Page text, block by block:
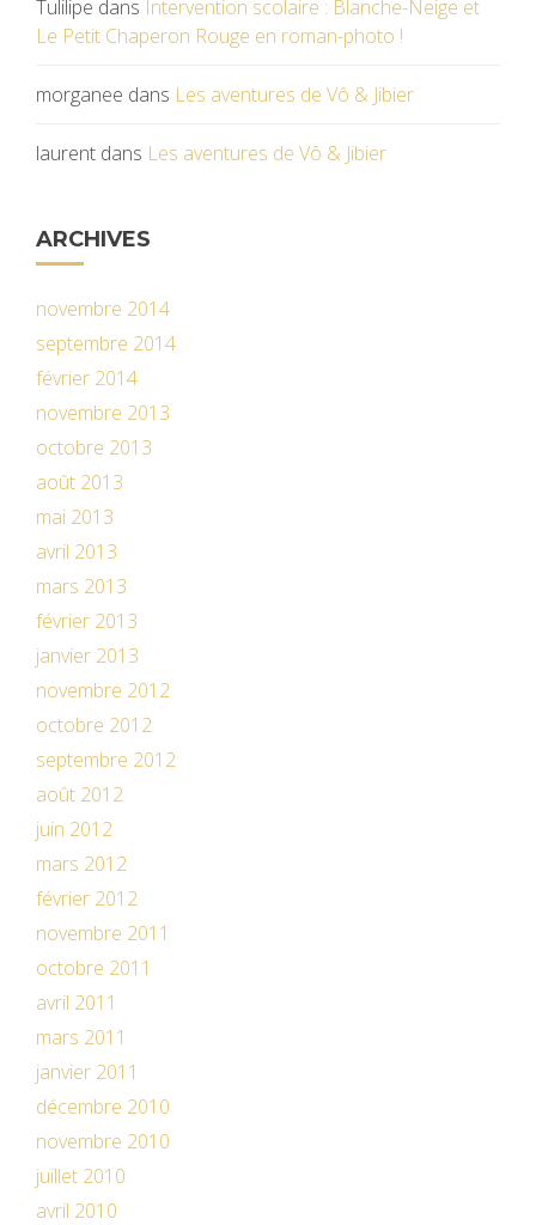
Tulilipe dans Intervention scolaire : Blanche-Neige et
Le Petit Chaperon Rouge en roman-photo !
morganee dans Les aventures de Vô & Jibier
laurent dans Les aventures de Vô & Jibier
ARCHIVES
novembre 2014
septembre 2014
février 2014
novembre 2013
octobre 2013
août 2013
mai 2013
avril 2013
mars 2013
février 2013
janvier 2013
novembre 2012
octobre 2012
septembre 2012
août 2012
juin 2012
mars 2012
février 2012
novembre 2011
octobre 2011
avril 2011
mars 2011
janvier 2011
décembre 2010
novembre 2010
juillet 2010
avril 2010